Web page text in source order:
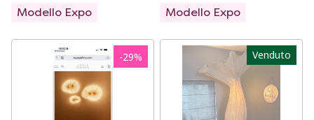
Modello Expo Modello Expo
-29% Venduto